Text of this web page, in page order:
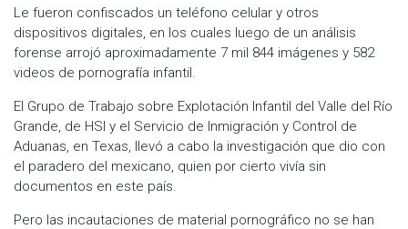
Le fueron confiscados un teléfono celular y otros
dispositivos digitales, en los cuales luego de un análisis
forense arrojó aproximadamente 7 mil 844 imágenes y 582
videos de pornografía infantil.
El Grupo de Trabajo sobre Explotación Infantil del Valle del Río
Grande, de HSI y el Servicio de Inmigración y Control de
Aduanas, en Texas, llevó a cabo la investigación que dio con
el paradero del mexicano, quien por cierto vivía sin
documentos en este país.
Pero las incautaciones de material pornográfico no se han